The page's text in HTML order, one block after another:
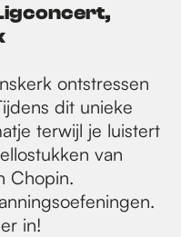
ontstressen
dit unieke
terwijl je luistert
van
Chopin.
in!